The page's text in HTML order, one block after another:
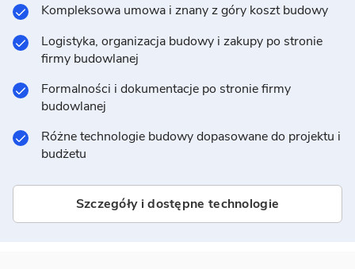
Kompleksowa umowa i znany z góry koszt budowy
Logistyka, organizacja budowy i zakupy po stronie
firmy budowlanej
Formalności i dokumentacje po stronie firmy
budowlanej
Różne technologie budowy dopasowane do projektu i
budżetu
Szczegóły i dostępne technologie